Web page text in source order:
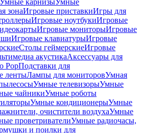
Умные карнизыУмные
зонаИгровые приставкиИгры для
Игровые ноутбукиИгровые
Игровые мониторыИгровые
Игровые клавиатурыИгровые
Столы геймерскиеИгровые
акустикаАксессуары для
PopПодставки для
лентыЛампы для мониторовУмная
Умные телевизорыУмные
чайникиУмные роботы
Умные кондиционерыУмные
очистители воздухаУмные
проветривателиУмные радиочасы,
и поилки для